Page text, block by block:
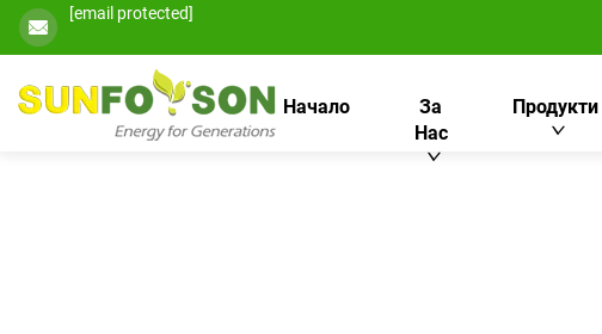
[email protected]
Начало
За
Нас
Продукти